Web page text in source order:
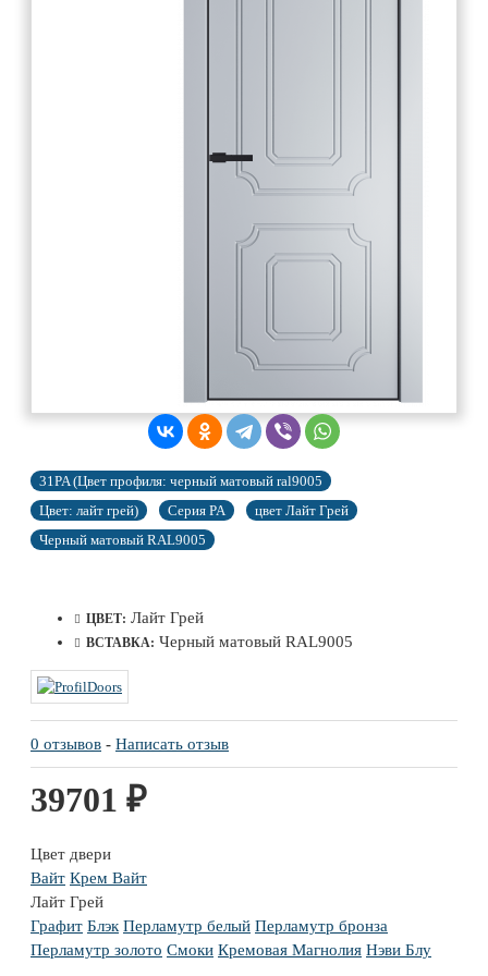
31PA (Цвет профиля: черный матовый ral9005
Цвет: лайт грей)
Серия PA
цвет Лайт Грей
Черный матовый RAL9005
ЦВЕТ: Лайт Грей
ВСТАВКА: Черный матовый RAL9005
0 отзывов - Написать отзыв
39701 ₽
Цвет двери
Вайт Крем Вайт
Лайт Грей
Графит Блэк Перламутр белый Перламутр бронза
Перламутр золото Смоки Кремовая Магнолия Нэви Блу